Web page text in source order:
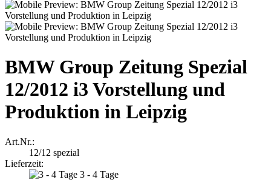
BMW Group Zeitung Spezial
12/2012 i3 Vorstellung und
Produktion in Leipzig
Art.Nr.:
12/12 spezial
Lieferzeit:
3 - 4 Tage